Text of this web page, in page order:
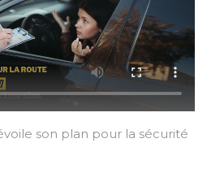
son plan pour la sécurité